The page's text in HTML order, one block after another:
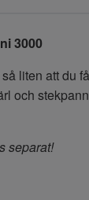
3000
liten att du
och
separat!